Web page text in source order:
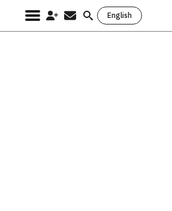
English
Search